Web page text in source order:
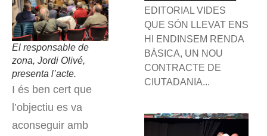
El responsable de
zona, Jordi Olivé,
presenta l’acte.
I és ben cert que
l’objectiu es va
aconseguir amb
EDITORIAL VIDES
QUE SÓN LLEVAT ENS
HI ENDINSEM RENDA
BÀSICA, UN NOU
CONTRACTE DE
CIUTADANIA...